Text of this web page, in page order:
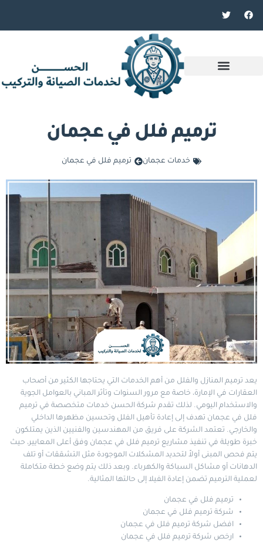
ترميم فلل في عجمان
خدمات عجمان ترميم فلل في عجمان
يعد ترميم المنازل والفلل من أهم الخدمات التي يحتاجها الكثير من أصحاب
العقارات في الإمارة، خاصة مع مرور السنوات وتأثر المباني بالعوامل الجوية
والاستخدام اليومي. لذلك تقدم شركة الحسن خدمات متخصصة في ترميم
فلل في عجمان تهدف إلى إعادة تأهيل الفلل وتحسين مظهرها الداخلي
والخارجي. تعتمد الشركة على فريق من المهندسين والفنيين الذين يمتلكون
خبرة طويلة في تنفيذ مشاريع ترميم فلل في عجمان وفق أعلى المعايير، حيث
يتم فحص المبنى أولاً لتحديد المشكلات الموجودة مثل التشققات أو تلف
الدهانات أو مشاكل السباكة والكهرباء. وبعد ذلك يتم وضع خطة متكاملة
لعملية الترميم تضمن إعادة الفيلا إلى حالتها المثالية.
ترميم فلل في عجمان
شركة ترميم فلل في عجمان
افضل شركة ترميم فلل في عجمان
ارخص شركة ترميم فلل في عجمان